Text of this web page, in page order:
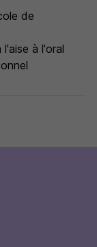
de
à l'oral